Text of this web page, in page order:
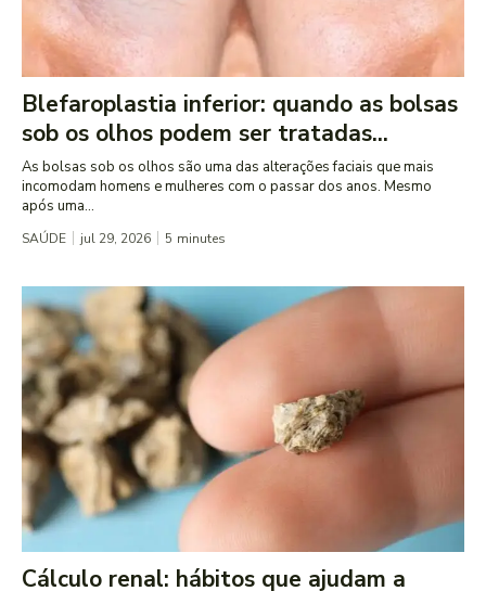
Blefaroplastia inferior: quando as bolsas
sob os olhos podem ser tratadas...
As bolsas sob os olhos são uma das alterações faciais que mais
incomodam homens e mulheres com o passar dos anos. Mesmo
após uma...
SAÚDE jul 29, 2026 5 minutes
Cálculo renal: hábitos que ajudam a